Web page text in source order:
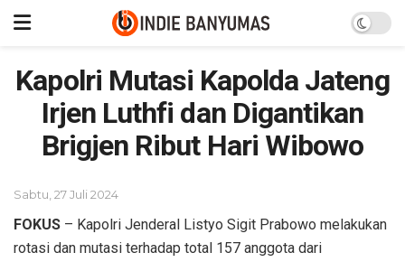
Kapolri Mutasi Kapolda Jateng
Irjen Luthfi dan Digantikan
Brigjen Ribut Hari Wibowo
Sabtu, 27 Juli 2024
FOKUS – Kapolri Jenderal Listyo Sigit Prabowo melakukan
rotasi dan mutasi terhadap total 157 anggota dari